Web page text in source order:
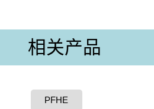
相关产品
PFHE